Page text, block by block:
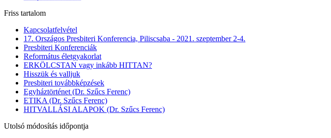
Friss tartalom
Kapcsolatfelvétel
17. Országos Presbiteri Konferencia, Piliscsaba - 2021. szeptember 2-4.
Presbiteri Konferenciák
Református életgyakorlat
ERKÖLCSTAN vagy inkább HITTAN?
Hisszük és valljuk
Presbiteri továbbképzések
Egyháztörténet (Dr. Szűcs Ferenc)
ETIKA (Dr. Szűcs Ferenc)
HITVALLÁSI ALAPOK (Dr. Szűcs Ferenc)
Utolsó módosítás időpontja